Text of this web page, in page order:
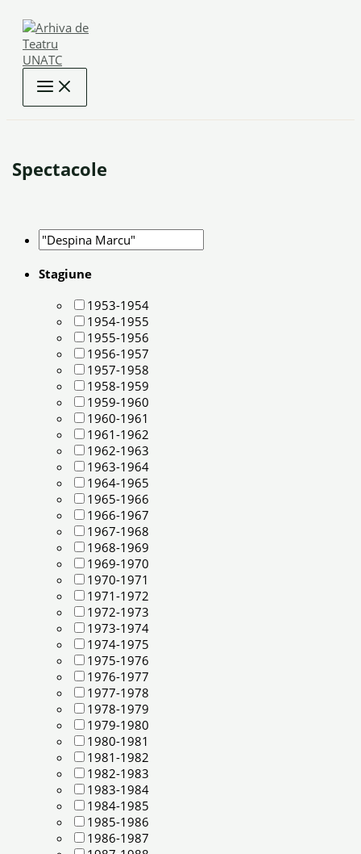
content
Spectacole
Stagiune
1953-1954
1954-1955
1955-1956
1956-1957
1957-1958
1958-1959
1959-1960
1960-1961
1961-1962
1962-1963
1963-1964
1964-1965
1965-1966
1966-1967
1967-1968
1968-1969
1969-1970
1970-1971
1971-1972
1972-1973
1973-1974
1974-1975
1975-1976
1976-1977
1977-1978
1978-1979
1979-1980
1980-1981
1981-1982
1982-1983
1983-1984
1984-1985
1985-1986
1986-1987